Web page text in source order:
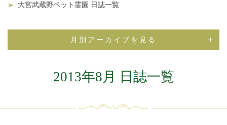
大宮武蔵野ペット霊園 日誌一覧
月別アーカイブを見る
2013年8月 日誌一覧